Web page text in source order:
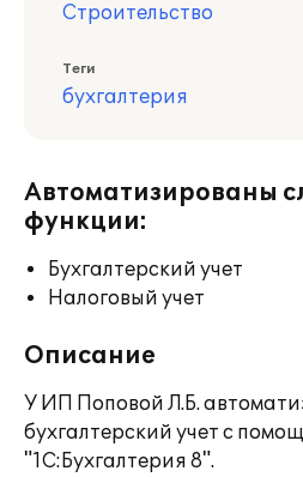
Строительство
Теги
бухгалтерия
Автоматизированы
функции:
Бухгалтерский учет
Налоговый учет
Описание
У ИП Поповой Л.Б.
бухгалтерский учет с
"1С:Бухгалтерия 8".